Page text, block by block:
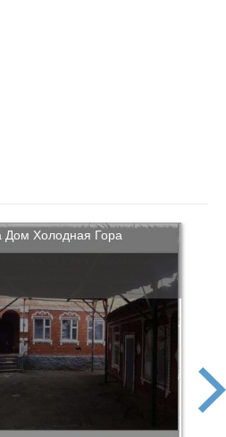
Дом Холодная Гора
next